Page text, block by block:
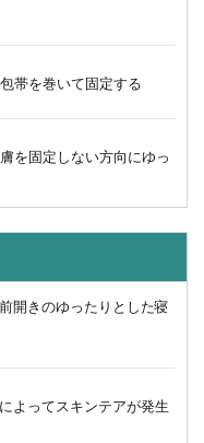
帯を巻いて固定する
を固定しない方向にゆっ
開きのゆったりとした寝
よってスキンテアが発生